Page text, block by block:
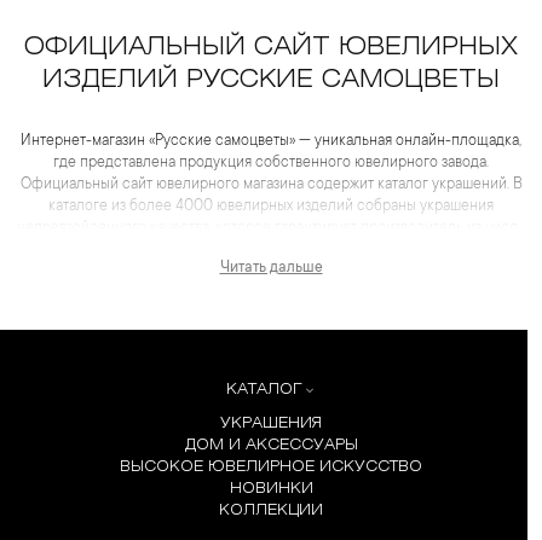
ОФИЦИАЛЬНЫЙ САЙТ ЮВЕЛИРНЫХ
ИЗДЕЛИЙ РУССКИЕ САМОЦВЕТЫ
Интернет-магазин «Русские самоцветы» — уникальная онлайн-площадка,
где представлена продукция собственного ювелирного завода.
Официальный сайт ювелирного магазина содержит каталог украшений. В
каталоге из более 4000 ювелирных изделий собраны украшения
качественные фотографии и видеоматериалы, но и
Читать дальше
КАТАЛОГ
УКРАШЕНИЯ
ДОМ И АКСЕССУАРЫ
ВЫСОКОЕ ЮВЕЛИРНОЕ ИСКУССТВО
НОВИНКИ
КОЛЛЕКЦИИ